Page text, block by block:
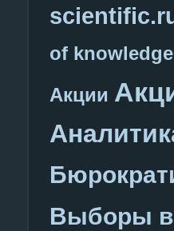
of knowledge
Акции
Выборы